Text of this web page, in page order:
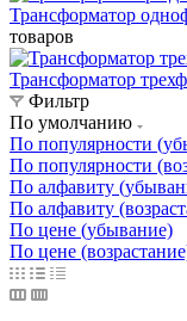
Трансформатор
товаров
Трансформатор
Фильтр
По умолчанию
По популярности
По популярности
По алфавиту
По алфавиту
По цене (убывание)
По цене